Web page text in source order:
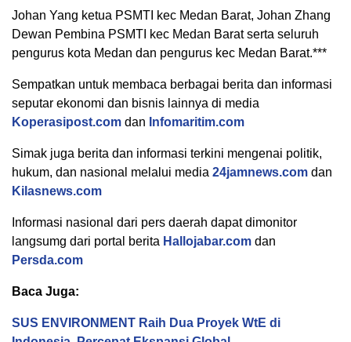
Johan Yang ketua PSMTI kec Medan Barat, Johan Zhang
Dewan Pembina PSMTI kec Medan Barat serta seluruh
pengurus kota Medan dan pengurus kec Medan Barat.***
Sempatkan untuk membaca berbagai berita dan informasi
seputar ekonomi dan bisnis lainnya di media
Koperasipost.com dan Infomaritim.com
Simak juga berita dan informasi terkini mengenai politik,
hukum, dan nasional melalui media 24jamnews.com dan
Kilasnews.com
Informasi nasional dari pers daerah dapat dimonitor
langsumg dari portal berita Hallojabar.com dan
Persda.com
Baca Juga:
SUS ENVIRONMENT Raih Dua Proyek WtE di